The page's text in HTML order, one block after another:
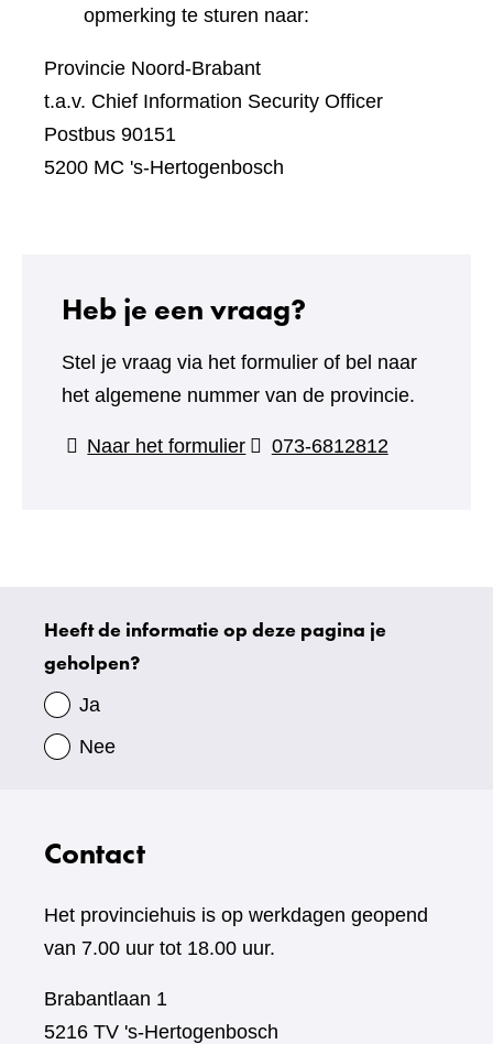
opmerking te sturen naar:
Provincie Noord-Brabant
t.a.v. Chief Information Security Officer
Postbus 90151
5200 MC 's-Hertogenbosch
Heb je een vraag?
Stel je vraag via het formulier of bel naar
het algemene nummer van de provincie.
Naar het formulier(verwijst
073-6812812
Uw
gegevens
Heeft de informatie op deze pagina je
geholpen?
Ja
Nee
Contact
Het provinciehuis is op werkdagen geopend
van 7.00 uur tot 18.00 uur.
Brabantlaan 1
5216 TV 's-Hertogenbosch